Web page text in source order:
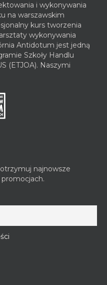
i wykonywania
na warszawskim
kurs tworzenia
wykonywania
Antidotum jest jedną
Szkoły Handlu
(ETJOA). Naszymi
najnowsze